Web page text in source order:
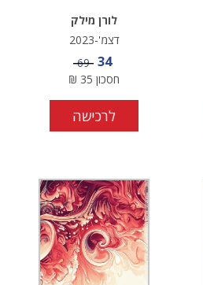
לורן מילק
דצמ'-2023
מחיר מבצע
34 מחיר
69
חסכון 35
₪
לרכישה